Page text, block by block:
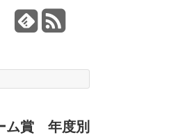
ム賞 年度別